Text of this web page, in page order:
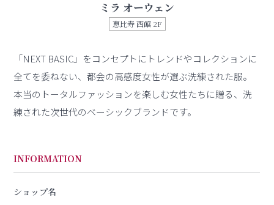
ミラ オーウェン
恵比寿 西館 2F
「NEXT BASIC」をコンセプトにトレンドやコレクションに
全てを委ねない、都会の高感度女性が選ぶ洗練された服。
本当のトータルファッションを楽しむ女性たちに贈る、洗
練された次世代のベーシックブランドです。
INFORMATION
ショップ名